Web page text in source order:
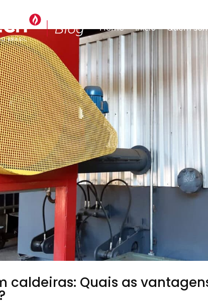
Home Início Quem
caldeiras: Quais as